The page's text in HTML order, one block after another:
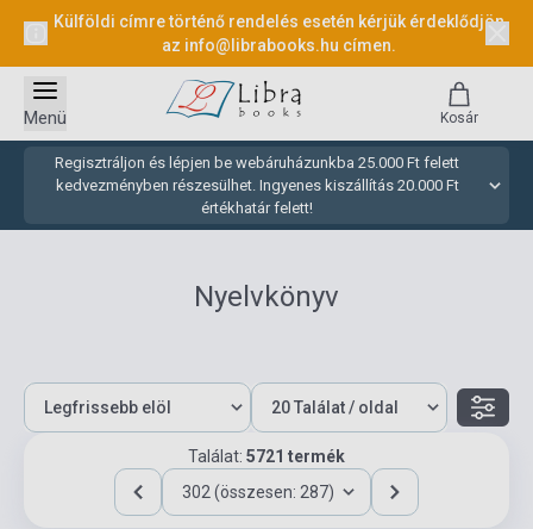
Külföldi címre történő rendelés esetén kérjük érdeklődjön
az info@librabooks.hu címen.
Regisztráljon és lépjen be webáruházunkba 25.000 Ft felett
kedvezményben részesülhet. Ingyenes kiszállítás 20.000 Ft
értékhatár felett!
Menü Kosár
Nyelvkönyv
Találat: 5721 termék
302 (összesen: 287)